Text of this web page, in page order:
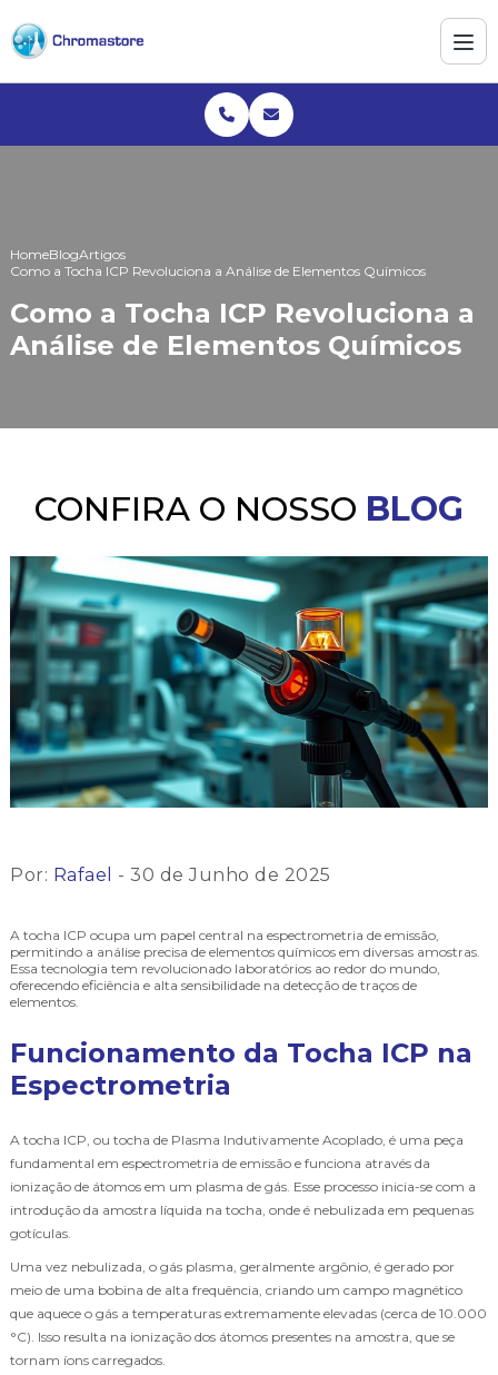
HomeBlogArtigos
Como a Tocha ICP Revoluciona a Análise de Elementos Químicos
Como a Tocha ICP Revoluciona a
Análise de Elementos Químicos
CONFIRA O NOSSO BLOG
Por: Rafael - 30 de Junho de 2025
A tocha ICP ocupa um papel central na espectrometria de emissão,
permitindo a análise precisa de elementos químicos em diversas amostras.
Essa tecnologia tem revolucionado laboratórios ao redor do mundo,
oferecendo eficiência e alta sensibilidade na detecção de traços de
elementos.
Funcionamento da Tocha ICP na
Espectrometria
A tocha ICP, ou tocha de Plasma Indutivamente Acoplado, é uma peça
fundamental em espectrometria de emissão e funciona através da
ionização de átomos em um plasma de gás. Esse processo inicia-se com a
introdução da amostra líquida na tocha, onde é nebulizada em pequenas
gotículas.
Uma vez nebulizada, o gás plasma, geralmente argônio, é gerado por
meio de uma bobina de alta frequência, criando um campo magnético
que aquece o gás a temperaturas extremamente elevadas (cerca de 10.000
°C). Isso resulta na ionização dos átomos presentes na amostra, que se
tornam íons carregados.